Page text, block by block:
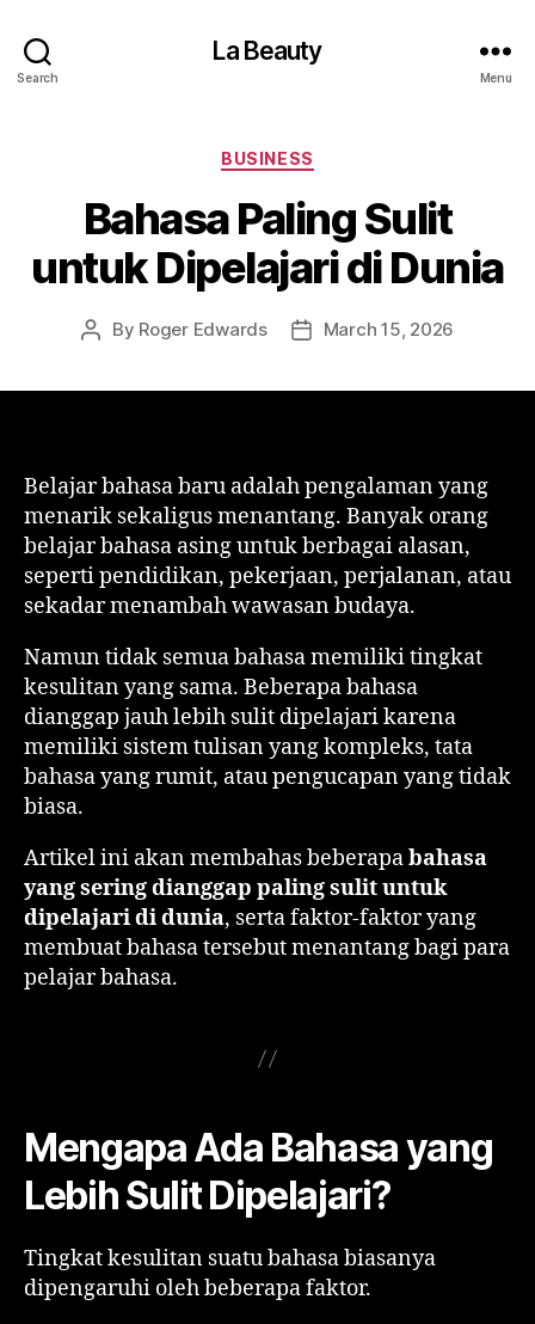
Search
La Beauty
Menu
Categories
BUSINESS
Bahasa Paling Sulit
untuk Dipelajari di Dunia
Post
By Roger Edwards
PostMarch 15, 2026
Belajar bahasa baru adalah pengalaman yang
menarik sekaligus menantang. Banyak orang
belajar bahasa asing untuk berbagai alasan,
seperti pendidikan, pekerjaan, perjalanan, atau
sekadar menambah wawasan budaya.
Namun tidak semua bahasa memiliki tingkat
kesulitan yang sama. Beberapa bahasa
dianggap jauh lebih sulit dipelajari karena
memiliki sistem tulisan yang kompleks, tata
bahasa yang rumit, atau pengucapan yang tidak
biasa.
Artikel ini akan membahas beberapabahasa
yang sering dianggap paling sulit untuk
dipelajari di dunia, serta faktor-faktor yang
membuat bahasa tersebut menantang bagi para
pelajar bahasa.
Mengapa Ada Bahasa yang
Lebih Sulit Dipelajari?
Tingkat kesulitan suatu bahasa biasanya
dipengaruhi oleh beberapa faktor.